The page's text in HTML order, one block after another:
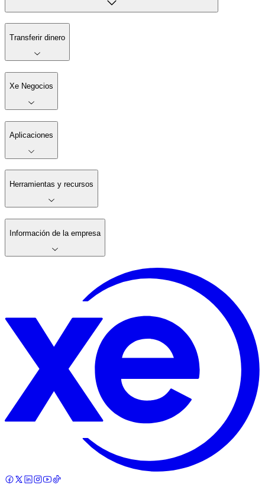
Transferir dinero
Xe Negocios
Aplicaciones
Herramientas y recursos
Información de la empresa